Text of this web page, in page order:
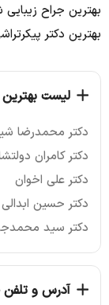
بهترین جراح زیبایی
بهترین دکتر
لیست
دکتر محمدرضا
دکتر کامران
دکتر علی اخوان
دکتر حسین ابدالی
دکتر سید
آدرس و تلفن